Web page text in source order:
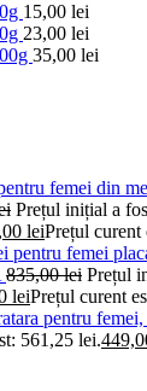
15,00 lei
23,00 lei
35,00 lei
femei din
Prețul inițial a
leiPrețul curent
pentru femei
835,00lei Prețul
leiPrețul curent
pentru femei,
561,25 lei.